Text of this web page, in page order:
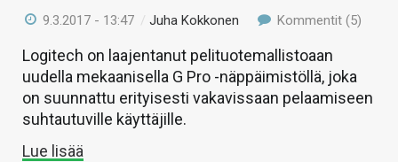
9.3.2017 - 13:47 /Juha Kokkonen Kommentit (5)
Logitech on laajentanut pelituotemallistoaan
uudella mekaanisella G Pro -näppäimistöllä, joka
on suunnattu erityisesti vakavissaan pelaamiseen
suhtautuville käyttäjille.
Lue lisää